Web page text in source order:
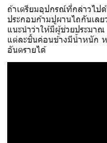
ถ้าเตรียมอุปกรณ์ที่กล่าวไป
ประกอบก้ามปูผานไถกันเล
แนะนำว่าให้มีผู้ช่วยประมา
แต่ละชิ้นค่อนข้างมีน้ำหนัก
อันตรายได้